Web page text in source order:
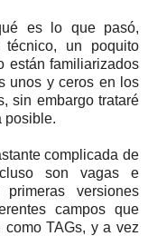
es lo que pasó,
un poquito
están familiarizados
unos y ceros en los
sin embargo trataré
posible.
complicada de
son vagas e
versiones
campos que
TAGs, y a vez